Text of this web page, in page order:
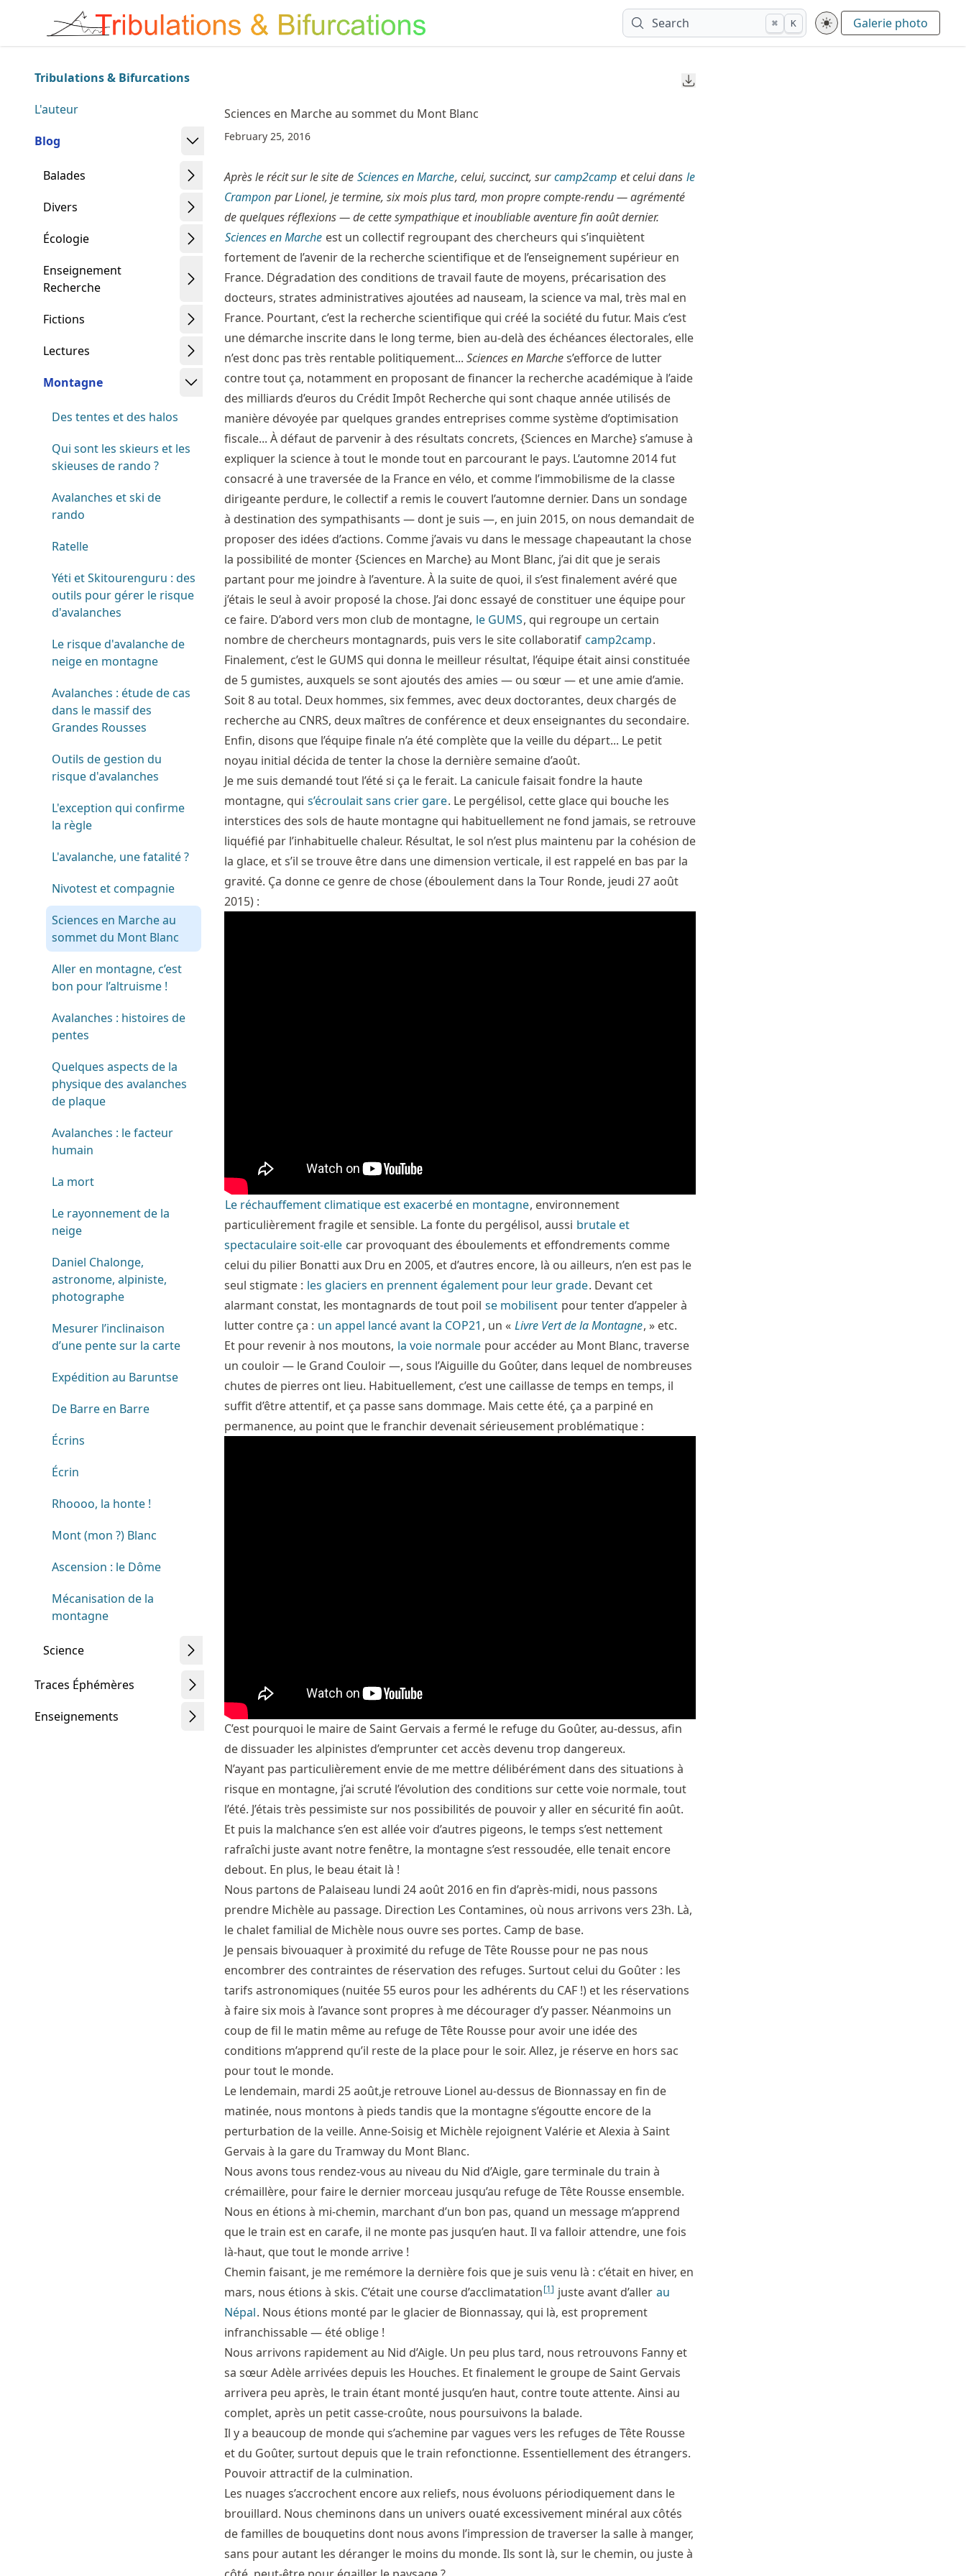
article
content
Made with MyST Search ⌘ K Galerie photo
Tribulations & Bifurcations
L'auteur
Blog
Balades
Divers
Écologie
Enseignement
Recherche
Fictions
Lectures
Montagne
Des tentes et des halos
Qui sont les skieurs et les
skieuses de rando ?
Avalanches et ski de
rando
Ratelle
Yéti et Skitourenguru : des
outils pour gérer le risque
d'avalanches
Le risque d'avalanche de
neige en montagne
Avalanches : étude de cas
dans le massif des
Grandes Rousses
Outils de gestion du
risque d'avalanches
L'exception qui confirme
la règle
L'avalanche, une fatalité ?
Nivotest et compagnie
Sciences en Marche au
sommet du Mont Blanc
Aller en montagne, c’est
bon pour l’altruisme !
Avalanches : histoires de
pentes
Quelques aspects de la
physique des avalanches
de plaque
Avalanches : le facteur
humain
La mort
Le rayonnement de la
neige
Daniel Chalonge,
astronome, alpiniste,
photographe
Mesurer l’inclinaison
d’une pente sur la carte
Expédition au Baruntse
De Barre en Barre
Écrins
Écrin
Rhoooo, la honte !
Mont (mon ?) Blanc
Ascension : le Dôme
Mécanisation de la
montagne
Science
Traces Éphémères
Enseignements
Downloads
Sciences en Marche au sommet du Mont Blanc
February 25, 2016
Après le récit sur le site de Sciences en Marche, celui, succinct, surcamp2camp et celui dans le
Crampon par Lionel, je termine, six mois plus tard, mon propre compte-rendu — agrémenté
de quelques réflexions — de cette sympathique et inoubliable aventure fin août dernier.
Sciences en Marche est un collectif regroupant des chercheurs qui s’inquiètent
fortement de l’avenir de la recherche scientifique et de l’enseignement supérieur en
France. Dégradation des conditions de travail faute de moyens, précarisation des
docteurs, strates administratives ajoutées ad nauseam, la science va mal, très mal en
France. Pourtant, c’est la recherche scientifique qui créé la société du futur. Mais c’est
une démarche inscrite dans le long terme, bien au-delà des échéances électorales, elle
n’est donc pas très rentable politiquement... Sciences en Marches’efforce de lutter
contre tout ça, notamment en proposant de financer la recherche académique à l’aide
des milliards d’euros du Crédit Impôt Recherche qui sont chaque année utilisés de
manière dévoyée par quelques grandes entreprises comme système d’optimisation
fiscale... À défaut de parvenir à des résultats concrets, {Sciences en Marche} s’amuse à
expliquer la science à tout le monde tout en parcourant le pays. L’automne 2014 fut
consacré à une traversée de la France en vélo, et comme l’immobilisme de la classe
dirigeante perdure, le collectif a remis le couvert l’automne dernier. Dans un sondage
à destination des sympathisants — dont je suis —, en juin 2015, on nous demandait de
proposer des idées d’actions. Comme j’avais vu dans le message chapeautant la chose
la possibilité de monter {Sciences en Marche} au Mont Blanc, j’ai dit que je serais
partant pour me joindre à l’aventure. À la suite de quoi, il s’est finalement avéré que
j’étais le seul à avoir proposé la chose. J’ai donc essayé de constituer une équipe pour
ce faire. D’abord vers mon club de montagne, le GUMS, qui regroupe un certain
nombre de chercheurs montagnards, puis vers le site collaboratif camp2camp.
Finalement, c’est le GUMS qui donna le meilleur résultat, l’équipe était ainsi constituée
de 5 gumistes, auxquels se sont ajoutés des amies — ou sœur — et une amie d’amie.
Soit 8 au total. Deux hommes, six femmes, avec deux doctorantes, deux chargés de
recherche au CNRS, deux maîtres de conférence et deux enseignantes du secondaire.
Enfin, disons que l’équipe finale n’a été complète que la veille du départ... Le petit
noyau initial décida de tenter la chose la dernière semaine d’août.
Je me suis demandé tout l’été si ça le ferait. La canicule faisait fondre la haute
montagne, qui s’écroulait sans crier gare. Le pergélisol, cette glace qui bouche les
interstices des sols de haute montagne qui habituellement ne fond jamais, se retrouve
liquéfié par l’inhabituelle chaleur. Résultat, le sol n’est plus maintenu par la cohésion de
la glace, et s’il se trouve être dans une dimension verticale, il est rappelé en bas par la
gravité. Ça donne ce genre de chose (éboulement dans la Tour Ronde, jeudi 27 août
2015) :
Le réchauffement climatique est exacerbé en montagne, environnement
particulièrement fragile et sensible. La fonte du pergélisol, aussi brutale et
spectaculaire soit-elle car provoquant des éboulements et effondrements comme
celui du pilier Bonatti aux Dru en 2005, et d’autres encore, là ou ailleurs, n’en est pas le
seul stigmate : les glaciers en prennent également pour leur grade. Devant cet
alarmant constat, les montagnards de tout poil se mobilisent pour tenter d’appeler à
lutter contre ça : un appel lancé avant la COP21 , un « Livre Vert de la Montagne, » etc.
Et pour revenir à nos moutons, la voie normale pour accéder au Mont Blanc, traverse
un couloir — le Grand Couloir —, sous l’Aiguille du Goûter, dans lequel de nombreuses
chutes de pierres ont lieu. Habituellement, c’est une caillasse de temps en temps, il
suffit d’être attentif, et ça passe sans dommage. Mais cette été, ça a parpiné en
permanence, au point que le franchir devenait sérieusement problématique :
C’est pourquoi le maire de Saint Gervais a fermé le refuge du Goûter, au-dessus, afin
de dissuader les alpinistes d’emprunter cet accès devenu trop dangereux.
N’ayant pas particulièrement envie de me mettre délibérément dans des situations à
risque en montagne, j’ai scruté l’évolution des conditions sur cette voie normale, tout
l’été. J’étais très pessimiste sur nos possibilités de pouvoir y aller en sécurité fin août.
Et puis la malchance s’en est allée voir d’autres pigeons, le temps s’est nettement
rafraîchi juste avant notre fenêtre, la montagne s’est ressoudée, elle tenait encore
debout. En plus, le beau était là !
Nous partons de Palaiseau lundi 24 août 2016 en fin d’après-midi, nous passons
prendre Michèle au passage. Direction Les Contamines, où nous arrivons vers 23h. Là,
le chalet familial de Michèle nous ouvre ses portes. Camp de base.
Je pensais bivouaquer à proximité du refuge de Tête Rousse pour ne pas nous
encombrer des contraintes de réservation des refuges. Surtout celui du Goûter : les
tarifs astronomiques (nuitée 55 euros pour les adhérents du CAF !) et les réservations
à faire six mois à l’avance sont propres à me décourager d’y passer. Néanmoins un
coup de fil le matin même au refuge de Tête Rousse pour avoir une idée des
conditions m’apprend qu’il reste de la place pour le soir. Allez, je réserve en hors sac
pour tout le monde.
Le lendemain, mardi 25 août,je retrouve Lionel au-dessus de Bionnassay en fin de
matinée, nous montons à pieds tandis que la montagne s’égoutte encore de la
perturbation de la veille. Anne-Soisig et Michèle rejoignent Valérie et Alexia à Saint
Gervais à la gare du Tramway du Mont Blanc.
Nous avons tous rendez-vous au niveau du Nid d’Aigle, gare terminale du train à
crémaillère, pour faire le dernier morceau jusqu’au refuge de Tête Rousse ensemble.
Nous en étions à mi-chemin, marchant d’un bon pas, quand un message m’apprend
que le train est en carafe, il ne monte pas jusqu’en haut. Il va falloir attendre, une fois
là-haut, que tout le monde arrive !
Chemin faisant, je me remémore la dernière fois que je suis venu là : c’était en hiver, en
mars, nous étions à skis. C’était une course d’acclimatation[1] juste avant d’aller au
Népal. Nous étions monté par le glacier de Bionnassay, qui là, est proprement
infranchissable — été oblige !
Nous arrivons rapidement au Nid d’Aigle. Un peu plus tard, nous retrouvons Fanny et
sa sœur Adèle arrivées depuis les Houches. Et finalement le groupe de Saint Gervais
arrivera peu après, le train étant monté jusqu’en haut, contre toute attente. Ainsi au
complet, après un petit casse-croûte, nous poursuivons la balade.
Il y a beaucoup de monde qui s’achemine par vagues vers les refuges de Tête Rousse
et du Goûter, surtout depuis que le train refonctionne. Essentiellement des étrangers.
Pouvoir attractif de la culmination.
Les nuages s’accrochent encore aux reliefs, nous évoluons périodiquement dans le
brouillard. Nous cheminons dans un univers ouaté excessivement minéral aux côtés
de familles de bouquetins dont nous avons l’impression de traverser la salle à manger,
sans pour autant les déranger le moins du monde. Ils sont là, sur le chemin, ou juste à